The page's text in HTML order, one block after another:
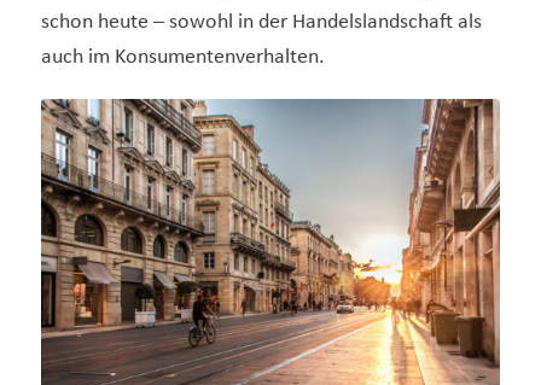
schon heute – sowohl in der Handelslandschaft als
auch im Konsumentenverhalten.